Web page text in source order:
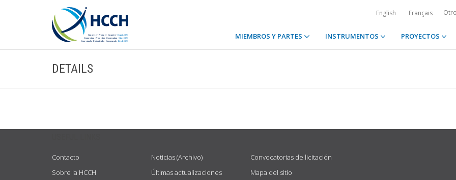
English Français
MIEMBROS Y PARTES INSTRUMENTOS PROYECTOS
DETAILS
Contacto
Sobre la HCCH
Noticias (Archivo)
Últimas actualizaciones
Convocatorias de licitación
Mapa del sitio